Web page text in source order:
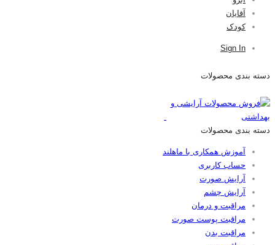
آقایان
کودک
Sign In
دسته بندی محصولات
دسته بندی محصولات
آموزش همکاری با ماهلند
حساب کاربری
آرایش صورت
آرایش چشم
مراقبت و درمان
مراقبت پوست صورت
مراقبت بدن